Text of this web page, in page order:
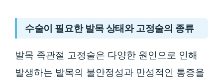
수술이 필요한 발목 상태와 고정술의 종류
발목 족관절 고정술은 다양한 원인으로 인해
발생하는 발목의 불안정성과 만성적인 통증을